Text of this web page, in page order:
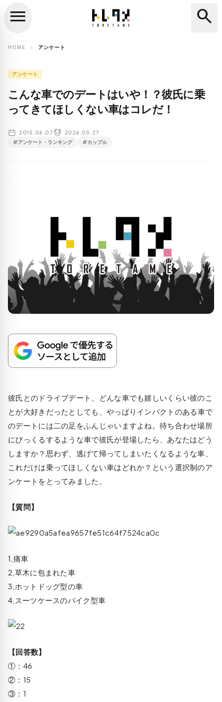
search
menu search
HOME chevron_right アンケート
アンケート
こんな車でのデートはいや！？彼氏に乗
ってきてほしくない車はコレだ！
2015.06.07 2026.05.27
#アンケート・ランキング #カップル
彼氏とのドライブデート、どんな車でも嬉しいくらい彼のこ
とが大好きだったとしても、やっぱり インパクトのある車で
のデートには二の足をふんじゃいますよね。待ち合わせ場所
にびっくるするような車で彼氏が登場したら、あなたはどう
しますか？思わず、逃げて帰ってしまいたくなるような車、
これだけは乗ってほしくない車はどれか？という選択制のア
ンケートをとってみました。
【質問】
1,痛車
2,草木に包まれた車
3,ホットドッグ型の車
4,スーツケースのバイク型車
【回答数】
①：46
②：15
③：1